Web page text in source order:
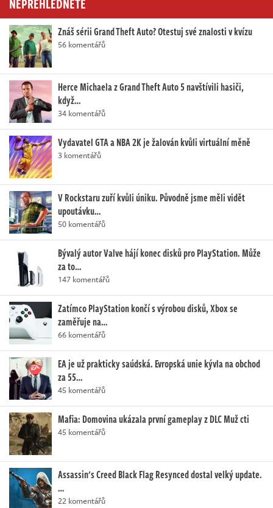
Znáš sérii Grand Theft Auto? Otestuj své znalosti v kvízu
56 komentářů
Herce Michaela z Grand Theft Auto 5 navštívili hasiči,
když…
34 komentářů
Vydavatel GTA a NBA 2K je žalován kvůli virtuální měně
3 komentářů
V Rockstaru zuří kvůli úniku. Původně jsme měli vidět
upoutávku…
50 komentářů
Bývalý autor Valve hájí konec disků pro PlayStation. Může
za to…
147 komentářů
Zatímco PlayStation končí s výrobou disků, Xbox se
zaměřuje na…
66 komentářů
EA je už prakticky saúdská. Evropská unie kývla na obchod
za 55…
45 komentářů
Mafia: Domovina ukázala první gameplay z DLC Muž cti
45 komentářů
Assassin's Creed Black Flag Resynced dostal velký update.
…
22 komentářů